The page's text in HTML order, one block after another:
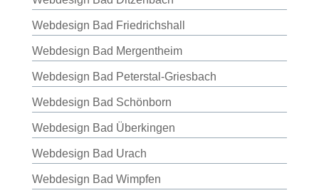
Webdesign Bad Friedrichshall
Webdesign Bad Mergentheim
Webdesign Bad Peterstal-Griesbach
Webdesign Bad Schönborn
Webdesign Bad Überkingen
Webdesign Bad Urach
Webdesign Bad Wimpfen